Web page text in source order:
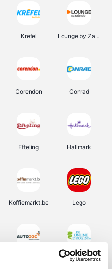
Krefel Lounge by Zalando
Corendon Conrad
Efteling Hallmark
Koffiemarkt.be Lego
De Online Drogist